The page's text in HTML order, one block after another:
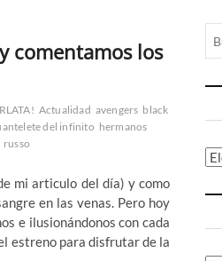
comentamos los
Actualidad avengers black
del infinito hermanos
russo
mi articulo del día) y como
en las venas. Pero hoy
e ilusionándonos con cada
estreno para disfrutar de la